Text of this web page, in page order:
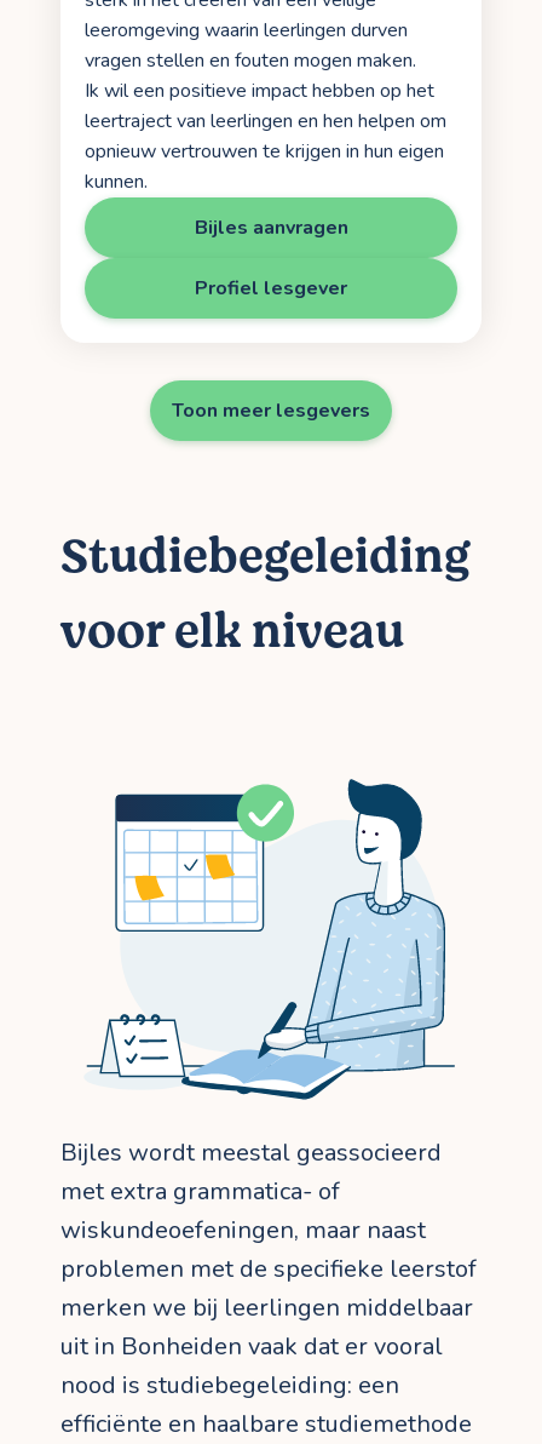
leeromgeving waarin leerlingen durven
vragen stellen en fouten mogen maken.
Ik wil een positieve impact hebben op het
leertraject van leerlingen en hen helpen om
opnieuw vertrouwen te krijgen in hun eigen
kunnen.
Bijles aanvragen
Profiel lesgever
Toon meer lesgevers
Studiebegeleiding
voor elk niveau
Bijles wordt meestal geassocieerd
met extra grammatica- of
wiskundeoefeningen, maar naast
problemen met de specifieke leerstof
merken we bij leerlingen middelbaar
uit in Bonheiden vaak dat er vooral
nood is studiebegeleiding: een
efficiënte en haalbare studiemethode